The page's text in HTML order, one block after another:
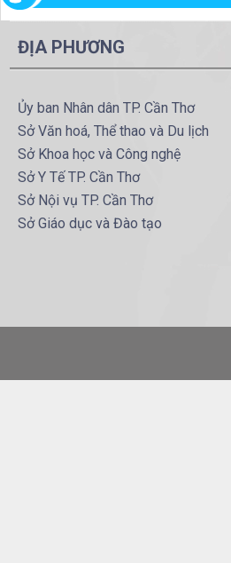
ĐỊA PHƯƠNG
Ủy ban Nhân dân TP. Cần Thơ
Sở Văn hoá, Thể thao và Du lịch
Sở Khoa học và Công nghệ
Sở Y Tế TP. Cần Thơ
Sở Nội vụ TP. Cần Thơ
Sở Giáo dục và Đào tạo